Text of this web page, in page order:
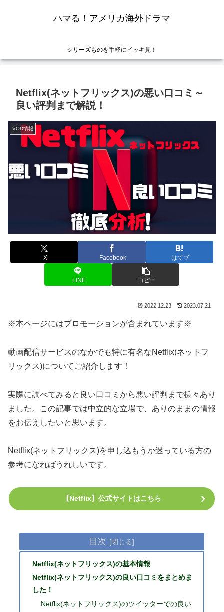
ハマる！アメリカ海外ドラマ
シリーズものを手軽にイッキ見！
Netflix(ネットフリックス)の悪い口コミ～
良い評判まで解説！
VOD情報
X Facebook はてブ
LINE コピー
2022.12.23 2023.07.21
※本ページにはプロモーションが含まれています※
動画配信サービスのなかでも特に有名なNetflix(ネットフ
リックス)についてご紹介します！
実際に調べてみると良い口コミから悪い評判まで様々あり
ました。この記事では中立的な立場で、ありのままの情報
をお伝えしたいと思います。
Netflix(ネットフリックス)を申し込もうか迷っている方の
参考になればうれしいです。
【Netflix】公式サイトはこちら
目次
Netflix(ネットフリックス)の基本情報
Netflix(ネットフリックス)の良い口コミをまとめま
した！
Netflix(ネットフリックス)のツイッターでの良い